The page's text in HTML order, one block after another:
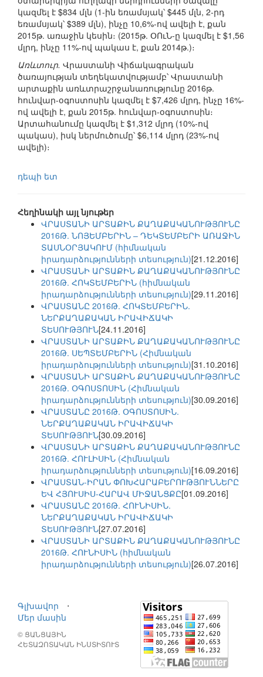
կազմել է $834 մլն (1-ին եռամսյակ՝ $445 մլն, 2-րդ
եռամսյակ՝ $389 մլն), ինչը 10,6%-ով ավելի է, քան
2015թ. առաջին կեսին։ (2015թ. ՕՈւՆ-ը կազմել է $1,56
մլրդ, ինչը 11%-ով պակաս է, քան 2014թ.)։
Առևտուր. Վրաստանի Վիճակագրական
ծառայության տեղեկատվությամբ՝ Վրաստանի
արտաքին առևտրաշրջանառությունը 2016թ.
հունվար-օգոստոսին կազմել է $7,426 մլրդ, ինչը 16%-
ով ավելի է, քան 2015թ. հունվար-օգոստոսին։
Արտահանումը կազմել է $1,312 մլրդ (10%-ով
պակաս), իսկ ներմուծումը՝ $6,114 մլրդ (23%-ով
ավելի)։
դեպի ետ
Հեղինակի այլ նյութեր
ՎՐԱՍՏԱՆԻ ԱՐՏԱՔԻՆ ՔԱՂԱՔԱԿԱՆՈՒԹՅՈՒՆԸ
2016Թ. ՆՈՅԵՄԲԵՐԻՆ – ԴԵԿՏԵՄԲԵՐԻ ԱՌԱՋԻՆ
ՏԱՍՆՕՐՅԱԿՈՒՄ (հիմնական
իրադարձությունների տեսություն)[21.12.2016]
ՎՐԱՍՏԱՆԻ ԱՐՏԱՔԻՆ ՔԱՂԱՔԱԿԱՆՈՒԹՅՈՒՆԸ
2016Թ. ՀՈԿՏԵՄԲԵՐԻՆ (հիմնական
իրադարձությունների տեսություն)[29.11.2016]
ՎՐԱՍՏԱՆԸ 2016Թ. ՀՈԿՏԵՄԲԵՐԻՆ.
ՆԵՐՔԱՂԱՔԱԿԱՆ ԻՐԱՎԻՃԱԿԻ
ՏԵՍՈՒԹՅՈՒՆ[24.11.2016]
ՎՐԱՍՏԱՆԻ ԱՐՏԱՔԻՆ ՔԱՂԱՔԱԿԱՆՈՒԹՅՈՒՆԸ
2016Թ. ՍԵՊՏԵՄԲԵՐԻՆ (Հիմնական
իրադարձությունների տեսություն)[31.10.2016]
ՎՐԱՍՏԱՆԻ ԱՐՏԱՔԻՆ ՔԱՂԱՔԱԿԱՆՈՒԹՅՈՒՆԸ
2016Թ. ՕԳՈՍՏՈՍԻՆ (Հիմնական
իրադարձությունների տեսություն)[30.09.2016]
ՎՐԱՍՏԱՆԸ 2016Թ. ՕԳՈՍՏՈՍԻՆ.
ՆԵՐՔԱՂԱՔԱԿԱՆ ԻՐԱՎԻՃԱԿԻ
ՏԵՍՈՒԹՅՈՒՆ[30.09.2016]
ՎՐԱՍՏԱՆԻ ԱՐՏԱՔԻՆ ՔԱՂԱՔԱԿԱՆՈՒԹՅՈՒՆԸ
2016Թ. ՀՈՒԼԻՍԻՆ (Հիմնական
իրադարձությունների տեսություն)[16.09.2016]
ՎՐԱՍՏԱՆ-ԻՐԱՆ ՓՈԽՀԱՐԱԲԵՐՈՒԹՅՈՒՆՆԵՐԸ
ԵՎ ՀՅՈՒՍԻՍ-ՀԱՐԱՎ ՄԻՋԱՆՑՔԸ[01.09.2016]
ՎՐԱՍՏԱՆԸ 2016Թ. ՀՈՒՆԻՍԻՆ.
ՆԵՐՔԱՂԱՔԱԿԱՆ ԻՐԱՎԻՃԱԿԻ
ՏԵՍՈՒԹՅՈՒՆ[27.07.2016]
ՎՐԱՍՏԱՆԻ ԱՐՏԱՔԻՆ ՔԱՂԱՔԱԿԱՆՈՒԹՅՈՒՆԸ
2016Թ. ՀՈՒՆԻՍԻՆ (հիմնական
իրադարձությունների տեսություն)[26.07.2016]
Գլխավոր
⋅
Մեր մասին
© ՑԱՆՑԱՅԻՆ
ՀԵՏԱԶՈՏԱԿԱՆ ԻՆՍՏԻՏՈՒՏ